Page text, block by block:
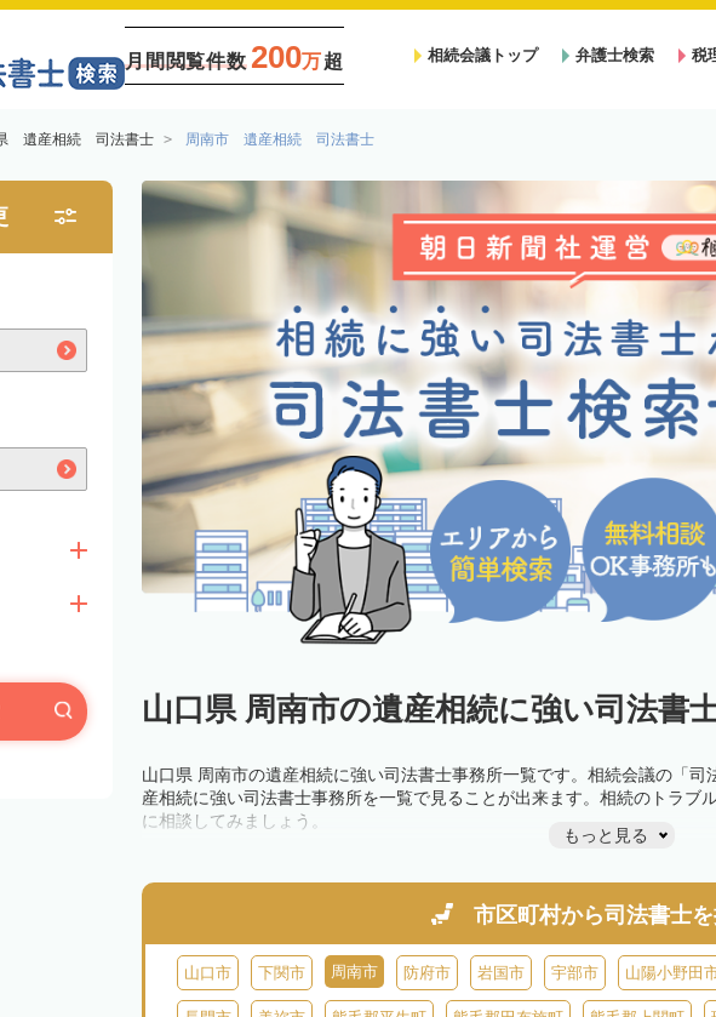
月間閲覧件数 200万超 相続会議トップ 弁護士検索 税
遺産相続 司法書士 周南市 遺産相続 司法書士
山口県 周南市の遺産相続に強い司法書
山口県 周南市の遺産相続に強い司法書士事務所一覧です。相続会議の「
産相続に強い司法書士事務所を一覧で見ることが出来ます。相続のトラブ
に相談してみましょう。
もっと見る
市区町村から司法書士
山口市 下関市 周南市 防府市 岩国市 宇部市 山陽小野田